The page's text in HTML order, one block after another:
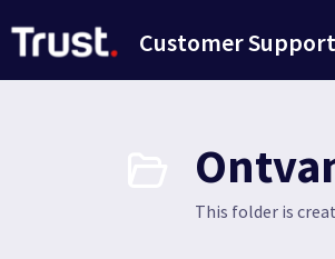
Customer Support
This folder is